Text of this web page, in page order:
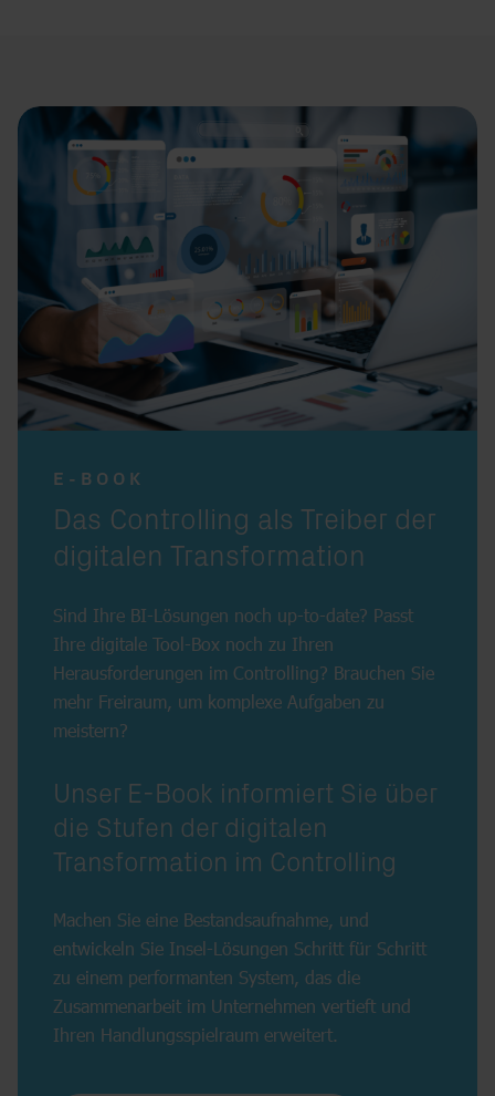
E-BOOK
:Das Controlling als Treiber der
digitalen Transformation
Sind Ihre BI-Lösungen noch up-to-date? Passt
Ihre digitale Tool-Box noch zu Ihren
Herausforderungen im Controlling? Brauchen Sie
mehr Freiraum, um komplexe Aufgaben zu
meistern?
Unser E-Book informiert Sie über
die Stufen der digitalen
Transformation im Controlling
Machen Sie eine Bestandsaufnahme, und
entwickeln Sie Insel-Lösungen Schritt für Schritt
zu einem performanten System, das die
Zusammenarbeit im Unternehmen vertieft und
Ihren Handlungsspielraum erweitert.